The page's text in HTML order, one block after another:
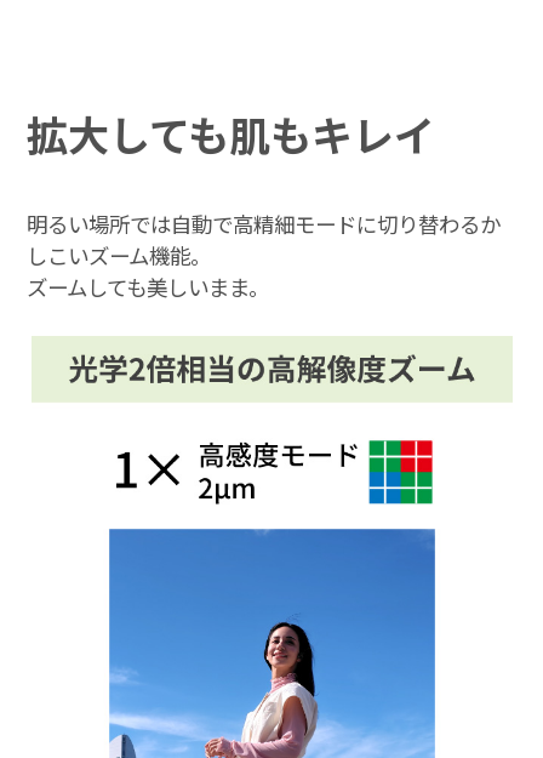
キャンペーン
拡大しても肌もキレイ
明るい場所では自動で高精細モードに切り替わるか
しこいズーム機能。
ズームしても美しいまま。